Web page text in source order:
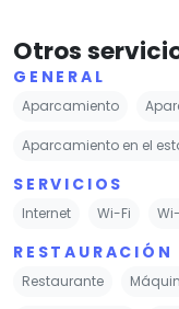
Otros
GENERAL
Aparcamiento
Aparcamiento en el
SERVICIOS
Internet Wi-Fi
RESTAURACIÓN
Restaurante